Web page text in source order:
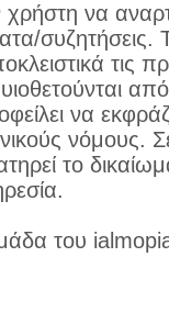
να
συζητήσεις.
τις
να
νόμους.
το
του